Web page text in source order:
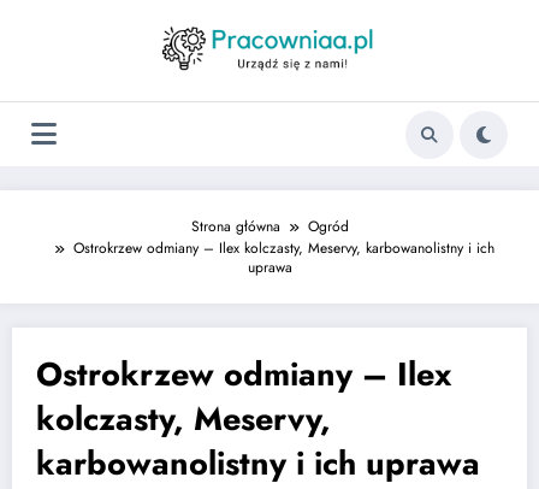
Strona główna
Ogród
Ostrokrzew odmiany – Ilex kolczasty, Meservy, karbowanolistny i ich
uprawa
Ostrokrzew odmiany – Ilex
kolczasty, Meservy,
karbowanolistny i ich uprawa